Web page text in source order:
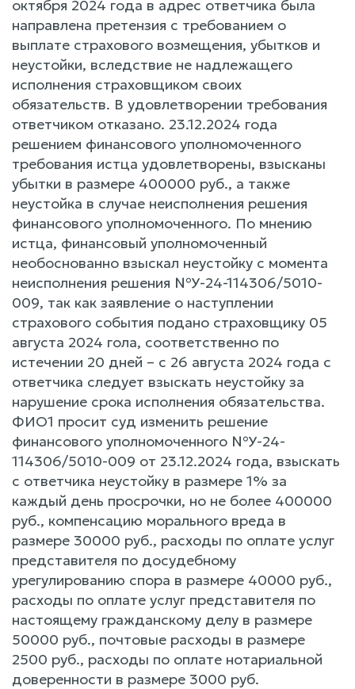
октября 2024 года в адрес ответчика была
направлена претензия с требованием о
выплате страхового возмещения, убытков и
неустойки, вследствие не надлежащего
исполнения страховщиком своих
обязательств. В удовлетворении требования
ответчиком отказано. 23.12.2024 года
решением финансового уполномоченного
требования истца удовлетворены, взысканы
убытки в размере 400000 руб., а также
неустойка в случае неисполнения решения
финансового уполномоченного. По мнению
истца, финансовый уполномоченный
необоснованно взыскал неустойку с момента
неисполнения решения №У-24-114306/5010-
009, так как заявление о наступлении
страхового события подано страховщику 05
августа 2024 гола, соответственно по
истечении 20 дней – с 26 августа 2024 года с
ответчика следует взыскать неустойку за
нарушение срока исполнения обязательства.
ФИО1 просит суд изменить решение
финансового уполномоченного №У-24-
114306/5010-009 от 23.12.2024 года, взыскать
с ответчика неустойку в размере 1% за
каждый день просрочки, но не более 400000
руб., компенсацию морального вреда в
размере 30000 руб., расходы по оплате услуг
представителя по досудебному
урегулированию спора в размере 40000 руб.,
расходы по оплате услуг представителя по
настоящему гражданскому делу в размере
50000 руб., почтовые расходы в размере
2500 руб., расходы по оплате нотариальной
доверенности в размере 3000 руб.